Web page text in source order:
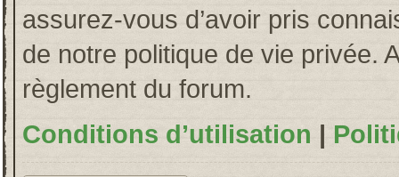
assurez-vous d’avoir pris
de notre politique de vie privée.
règlement du forum.
Conditions d’utilisation |